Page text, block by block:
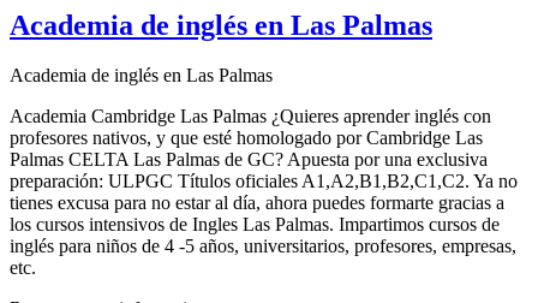
Academia de inglés en Las Palmas
Academia de inglés en Las Palmas
Academia Cambridge Las Palmas ¿Quieres aprender inglés con
profesores nativos, y que esté homologado por Cambridge Las
Palmas CELTA Las Palmas de GC? Apuesta por una exclusiva
preparación: ULPGC Títulos oficiales A1,A2,B1,B2,C1,C2. Ya no
tienes excusa para no estar al día, ahora puedes formarte gracias a
los cursos intensivos de Ingles Las Palmas. Impartimos cursos de
inglés para niños de 4 -5 años, universitarios, profesores, empresas,
etc.